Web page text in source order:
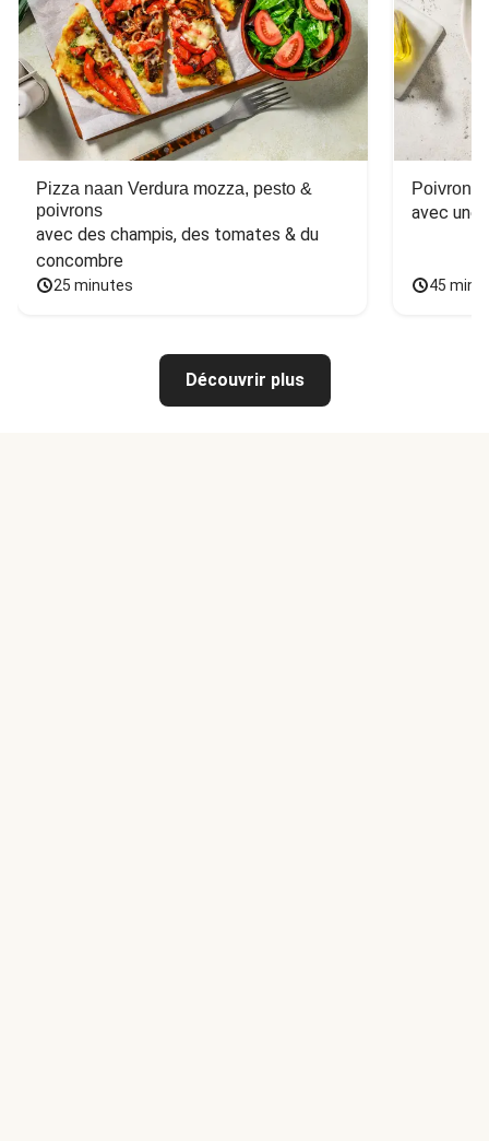
Pizza naan Verdura mozza, pesto &
poivrons
avec des champis, des tomates & du
concombre
25 minutes
Poivron
avec une
45
Découvrir plus